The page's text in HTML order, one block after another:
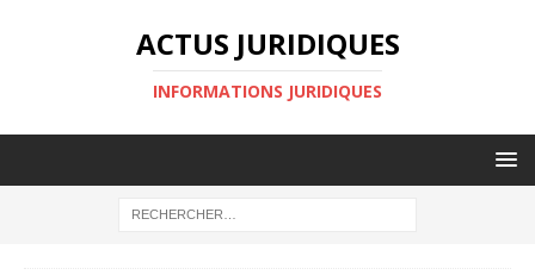
ACTUS JURIDIQUES
INFORMATIONS JURIDIQUES